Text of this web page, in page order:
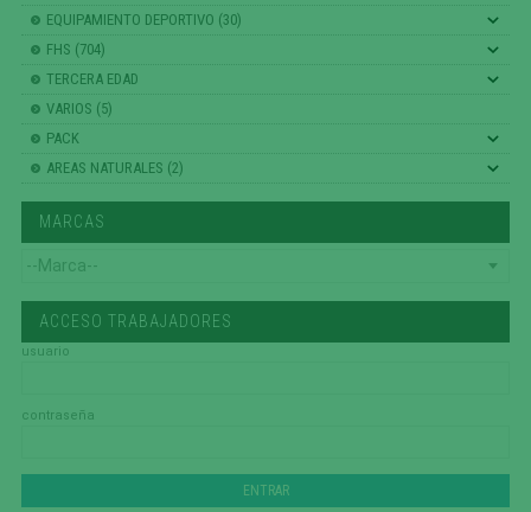
EQUIPAMIENTO DEPORTIVO (30)
FHS (704)
TERCERA EDAD
VARIOS (5)
PACK
AREAS NATURALES (2)
MARCAS
ACCESO TRABAJADORES
usuario
contraseña